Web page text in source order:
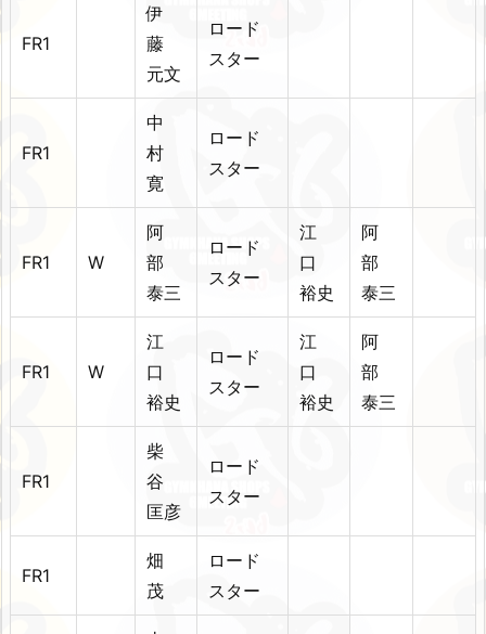
FR1
伊
藤
元文
ロード
スター
FR1
中
村
寛
ロード
スター
FR1 W
阿
部
泰三
ロード
スター
江
口
裕史
阿
部
泰三
FR1 W
江
口
裕史
ロード
スター
江
口
裕史
阿
部
泰三
FR1
柴
谷
匡彦
ロード
スター
FR1
畑
茂
ロード
スター